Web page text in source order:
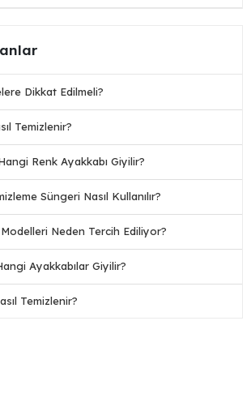
Dikkat Edilmeli?
Temizlenir?
Renk Ayakkabı Giyilir?
Süngeri Nasıl Kullanılır?
Neden Tercih Ediliyor?
Ayakkabılar Giyilir?
Temizlenir?